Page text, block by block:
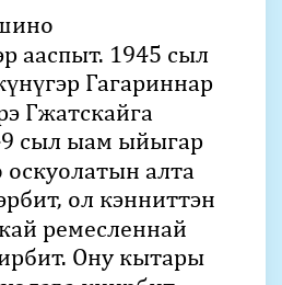
ааспыт. 1945 сыл
Гагариннар
Гжатскайга
сыл ыам ыйыгар
алта
ол кэнниттэн
ремесленнай
Ону кытары